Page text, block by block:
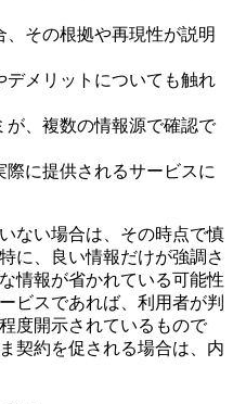
その根拠や再現性が説明
メリットについても触れ
、複数の情報源で確認で
に提供されるサービスに
ない場合は、その時点で慎
に、良い情報だけが強調さ
情報が省かれている可能性
ビスであれば、利用者が判
度開示されているもので
契約を促される場合は、内